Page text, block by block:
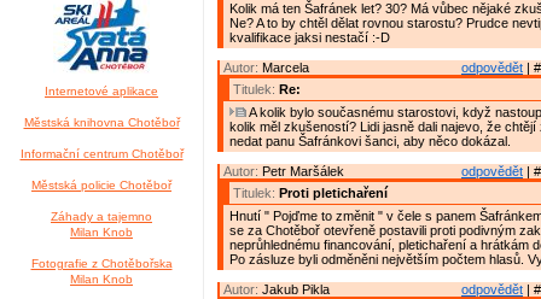
Internetové aplikace
Městská knihovna Chotěboř
Informační centrum Chotěboř
Městská policie Chotěboř
Záhady a tajemno
Milan Knob
Fotografie z Chotěbořska
Milan Knob
Kolik má ten Šafránek let? 30? Má vůbec nějaké
Ne? A to by chtěl dělat rovnou starostu? Prudce
kvalifikace jaksi nestačí :-D
odpovědět |
Autor: Marcela
Titulek: Re:
A kolik bylo současnému starostovi, když
kolik měl zkušeností? Lidi jasně dali najevo, že
nedat panu Šafránkovi šanci, aby něco dokázal.
odpovědět |
Autor: Petr Maršálek
Titulek: Proti pletichaření
Hnutí " Pojďme to změnit " v čele s panem
se za Chotěboř otevřeně postavili proti podivným
neprůhlednému financování, pletichaření a hrátkám
Po zásluze byli odměněni největším počtem hlasů.
odpovědět |
Autor: Jakub Pikla